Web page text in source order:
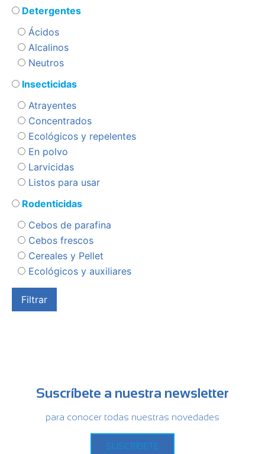
Detergentes
Ácidos
Alcalinos
Neutros
Insecticidas
Atrayentes
Concentrados
Ecológicos y repelentes
En polvo
Larvicidas
Listos para usar
Rodenticidas
Cebos de parafina
Cebos frescos
Cereales y Pellet
Ecológicos y auxiliares
Suscríbete a nuestra newsletter
para conocer todas nuestras novedades
SUSCRÍBETE